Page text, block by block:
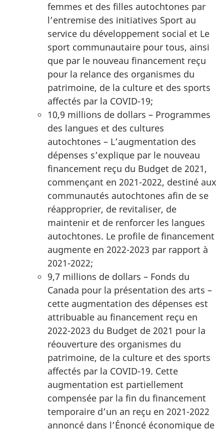
femmes et des filles autochtones par
l’entremise des initiatives Sport au
service du développement social et Le
sport communautaire pour tous, ainsi
que par le nouveau financement reçu
pour la relance des organismes du
patrimoine, de la culture et des sports
affectés par la COVID-19;
10,9 millions de dollars – Programmes
des langues et des cultures
autochtones – L’augmentation des
dépenses s’explique par le nouveau
financement reçu du Budget de 2021,
commençant en 2021-2022, destiné aux
communautés autochtones afin de se
réapproprier, de revitaliser, de
maintenir et de renforcer les langues
autochtones. Le profile de financement
augmente en 2022-2023 par rapport à
2021-2022;
9,7 millions de dollars – Fonds du
Canada pour la présentation des arts –
cette augmentation des dépenses est
attribuable au financement reçu en
2022-2023 du Budget de 2021 pour la
réouverture des organismes du
patrimoine, de la culture et des sports
affectés par la COVID-19. Cette
augmentation est partiellement
compensée par la fin du financement
temporaire d’un an reçu en 2021-2022
annoncé dans l’Énoncé économique de